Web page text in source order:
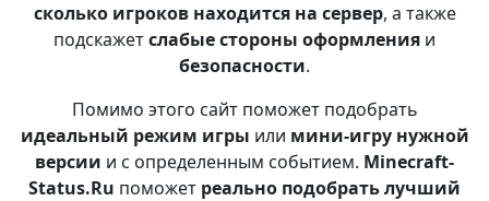
сколько игроков находится на сервер, а также
подскажетслабые стороны оформления и
безопасности.
Помимо этого сайт поможет подобрать
идеальный режим игры или мини-игру нужной
версии и с определенным событием. Minecraft-
Status.Ru поможет реально подобрать лучший